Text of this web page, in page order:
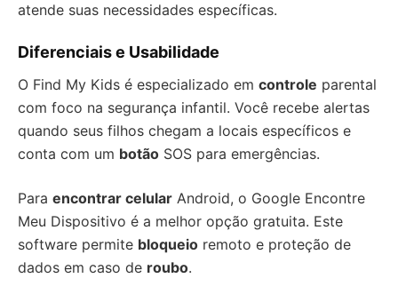
atende suas necessidades específicas.
Diferenciais e Usabilidade
O Find My Kids é especializado em controle parental
com foco na segurança infantil. Você recebe alertas
quando seus filhos chegam a locais específicos e
conta com um botão SOS para emergências.
Para encontrar celular Android, o Google Encontre
Meu Dispositivo é a melhor opção gratuita. Este
software permite bloqueio remoto e proteção de
dados em caso de roubo.